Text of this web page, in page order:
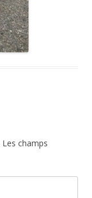
Les champs